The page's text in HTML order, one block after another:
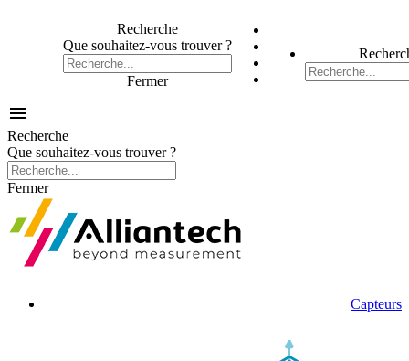
Recherche
Que souhaitez-vous trouver ?
Fermer

Recherche
Que souhaitez-vous trouver ?
Fermer
Capteurs